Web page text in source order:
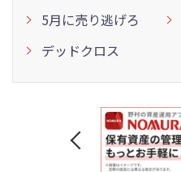
5月に売り逃げろ
デッドクロス